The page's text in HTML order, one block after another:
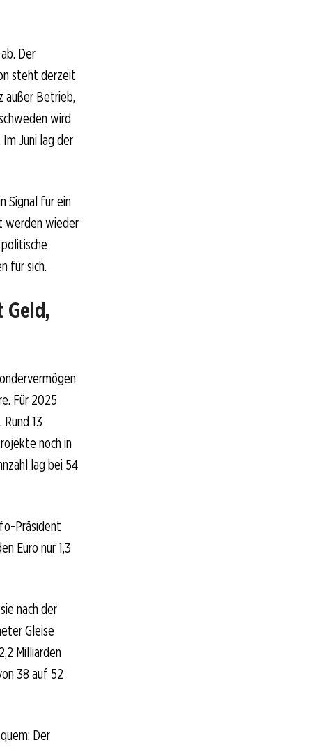
Der
steht derzeit
außer Betrieb,
wird
Juni lag der
Signal für ein
werden wieder
für sich.
Für 2025
13
noch in
lag bei 54
Präsident
Euro nur 1,3
nach der
Gleise
Milliarden
38 auf 52
Der